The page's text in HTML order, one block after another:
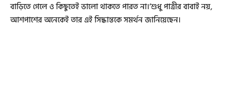
বাড়িতে গেলে ও কিছুতেই ভালো থাকতে পারত না।’শুধু পাত্রীর বাবাই নয়,
আশপাশের অনেকেই তার এই সিদ্ধান্তকে সমর্থন জানিয়েছেন।